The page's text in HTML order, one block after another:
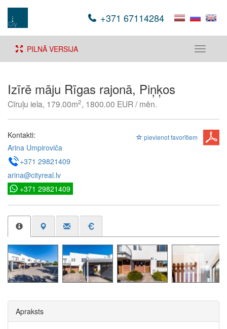
+371 67114284
Toggle
PILNĀ VERSIJA
Izīrē māju Rīgas rajonā, Piņķos
Cīruļu iela, 179.00m2, 1800.00 EUR / mēn.
pievienot favorītiem
Kontakti:
Arina Umpiroviča
+371 29821409
arina@cityreal.lv
+371 29821409
Apraksts